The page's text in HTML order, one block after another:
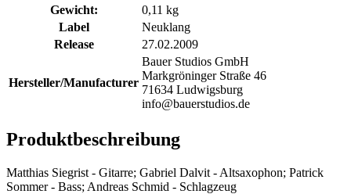
Gewicht:
0,11 kg
Label
Neuklang
Release
27.02.2009
Hersteller/Manufacturer
Bauer Studios GmbH
Markgröninger Straße 46
71634 Ludwigsburg
info@bauerstudios.de
Produktbeschreibung
Matthias Siegrist - Gitarre; Gabriel Dalvit - Altsaxophon; Patrick
Sommer - Bass; Andreas Schmid - Schlagzeug